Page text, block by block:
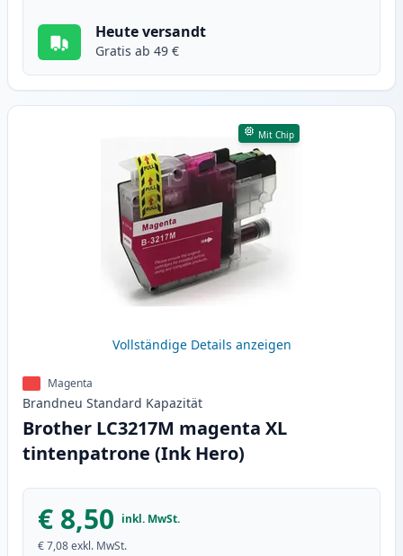
Heute versandt
Gratis ab 49 €
Mit Chip
Vollständige Details anzeigen
Magenta
Brandneu Standard Kapazität
Brother LC3217M magenta XL
tintenpatrone (Ink Hero)
€ 8,50 inkl. MwSt.
€ 7,08exkl. MwSt.